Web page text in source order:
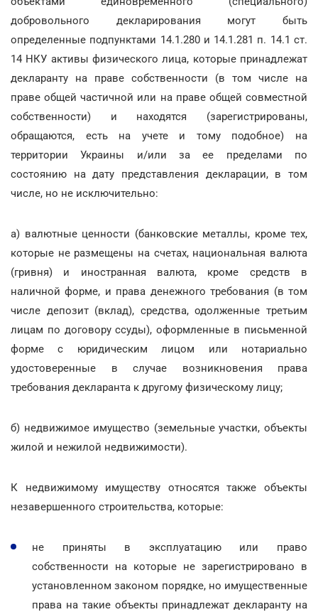
добровольного декларирования могут быть
определенные подпунктами 14.1.280 и 14.1.281 п. 14.1 ст.
14 НКУ активы физического лица, которые принадлежат
декларанту на праве собственности (в том числе на
праве общей частичной или на праве общей совместной
собственности) и находятся (зарегистрированы,
обращаются, есть на учете и тому подобное) на
территории Украины и/или за ее пределами по
состоянию на дату представления декларации, в том
числе, но не исключительно:
а) валютные ценности (банковские металлы, кроме тех,
которые не размещены на счетах, национальная валюта
(гривня) и иностранная валюта, кроме средств в
наличной форме, и права денежного требования (в том
числе депозит (вклад), средства, одолженные третьим
лицам по договору ссуды), оформленные в письменной
форме с юридическим лицом или нотариально
удостоверенные в случае возникновения права
требования декларанта к другому физическому лицу;
б) недвижимое имущество (земельные участки, объекты
жилой и нежилой недвижимости).
К недвижимому имуществу относятся также объекты
незавершенного строительства, которые:
не приняты в эксплуатацию или право
собственности на которые не зарегистрировано в
установленном законом порядке, но имущественные
права на такие объекты принадлежат декларанту на